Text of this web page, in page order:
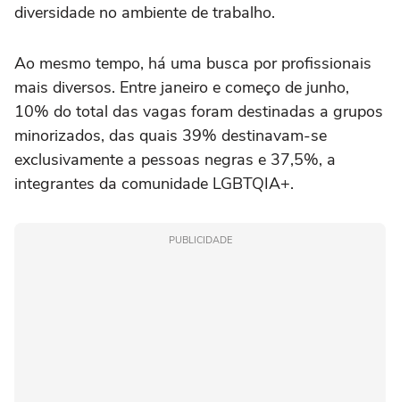
diversidade no ambiente de trabalho.
Ao mesmo tempo, há uma busca por profissionais
mais diversos. Entre janeiro e começo de junho,
10% do total das vagas foram destinadas a grupos
minorizados, das quais 39% destinavam-se
exclusivamente a pessoas negras e 37,5%, a
integrantes da comunidade LGBTQIA+.
PUBLICIDADE